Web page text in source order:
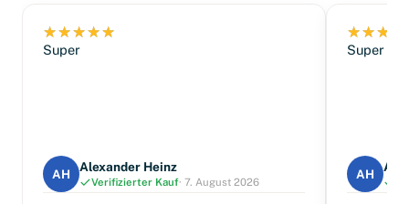
Super
AH Alexander Heinz
Verifizierter Kauf· 7. August 2026
Super
AH